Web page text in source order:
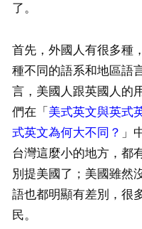
了。
首先，外國人有很多種
種不同的語系和地區語
言，美國人跟英國人的
們在「 美式英文與英式
式英文為何大不同？ 」
台灣這麼小的地方，都
別提美國了；美國雖然
語也都明顯有差別，很
民。